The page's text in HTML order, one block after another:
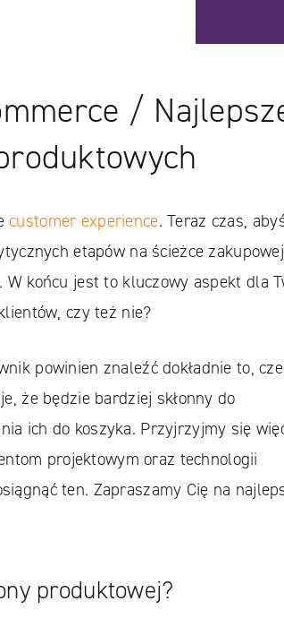
/
customer experience. Teraz czas,
etapów na ścieżce
. W końcu jest to kluczowy aspekt dla
czy też nie?
powinien znaleźć dokładnie to,
że będzie bardziej skłonny do
ich do koszyka. Przyjrzyjmy się
projektowym oraz technologii
ten. Zapraszamy Cię na
produktowej?